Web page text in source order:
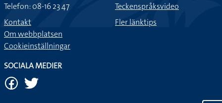
Telefon: 08-16 23 47
Kontakt
Om webbplatsen
Cookieinställningar
Teckenspråksvideo
Fler länktips
SOCIALA MEDIER